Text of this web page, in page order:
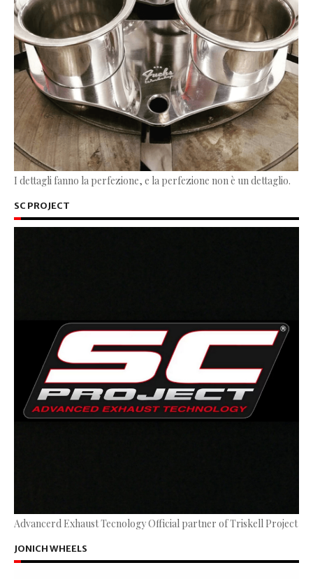
I dettagli fanno la perfezione, e la perfezione non è un dettaglio.
SC PROJECT
Advancerd Exhaust Tecnology Official partner of Triskell Project
JONICH WHEELS